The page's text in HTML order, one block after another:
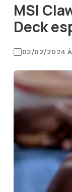
MSI
Deck
02/02/2024